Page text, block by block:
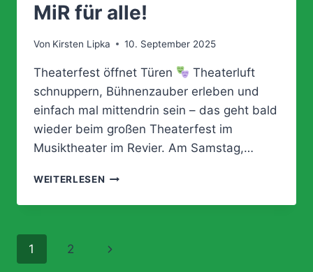
MiR für alle!
Von Kirsten Lipka 10. September 2025
Theaterfest öffnet Türen
Theaterluft
schnuppern, Bühnenzauber erleben und
einfach mal mittendrin sein – das geht bald
wieder beim großen Theaterfest im
Musiktheater im Revier. Am Samstag,…
WEITERLESEN MIR
ALLE!
Seitennavigation
1 2
Nächste